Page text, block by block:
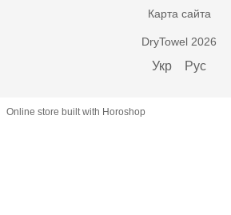
Карта сайта
DryTowel 2026
Укр Рус
Online store built with Horoshop